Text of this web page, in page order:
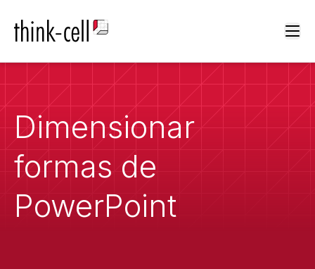
Dimensionar
formas de
PowerPoint